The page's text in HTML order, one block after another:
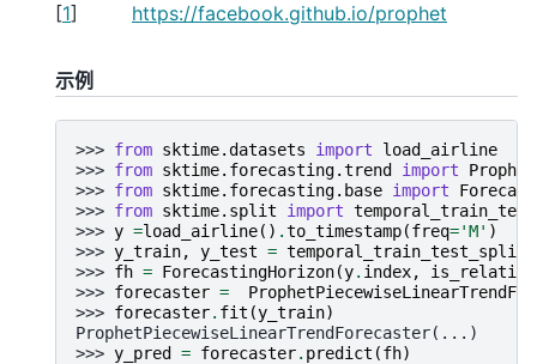
[1] https://facebook.github.io/prophet
示例
>>> from sktime.datasets import
load_airline
>>> from sktime.forecasting.trend import
>>> from sktime.forecasting.base import
>>> from sktime.split import
>>> y =load_airline() .to_timestamp(freq='M' )
>>> y_train, y_test = temporal_train_test_split
>>> fh = ForecastingHorizon(y. index, is_relative
>>> forecaster =
>>> forecaster. fit (y_train)
ProphetPiecewiseLinearTrendForecaster(...)
>>> y_pred = forecaster. predict (fh)